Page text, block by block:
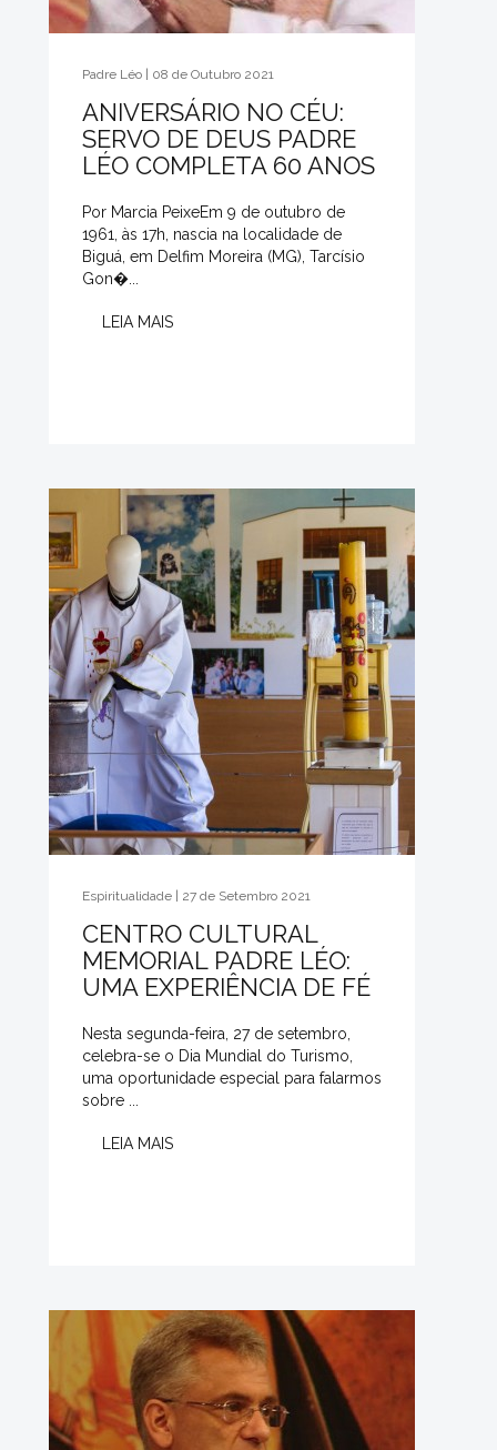
Padre Léo | 08 de Outubro 2021
ANIVERSÁRIO NO CÉU:
SERVO DE DEUS PADRE
LÉO COMPLETA 60 ANOS
Por Marcia PeixeEm 9 de outubro de
1961, às 17h, nascia na localidade de
Biguá, em Delfim Moreira (MG), Tarcísio
Gon�...
LEIA MAIS
Espiritualidade | 27 de Setembro 2021
CENTRO CULTURAL
MEMORIAL PADRE LÉO:
UMA EXPERIÊNCIA DE FÉ
Nesta segunda-feira, 27 de setembro,
celebra-se o Dia Mundial do Turismo,
uma oportunidade especial para falarmos
sobre ...
LEIA MAIS